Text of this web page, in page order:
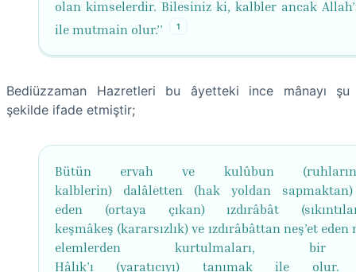
olan kimselerdir. Bilesiniz ki, kalbler ancak
ile mutmain olur.’’
1
Bediüzzaman Hazretleri bu âyetteki ince mânayı şu
şekilde ifade etmiştir;
Bütün ervah ve kulûbun
kalblerin) dalâletten (hak yoldan sapmaktan)
eden (ortaya çıkan) ızdırâbât
keşmâkeş (kararsızlık) ve ızdırâbâttan neş’et eden
elemlerden kurtulmaları,
Hâlık’ı (yaratıcıyı) tanımak ile olur.